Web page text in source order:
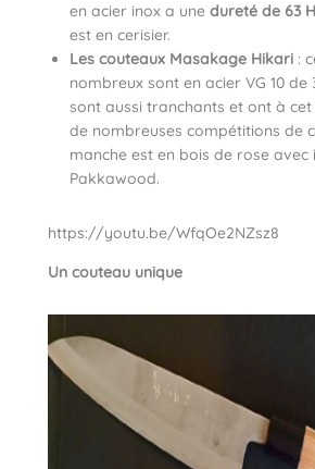
en acier inox a une dureté de 63
est en cerisier.
Les couteaux Masakage Hikari :
nombreux sont en acier VG 10 de
sont aussi tranchants et ont à
de nombreuses compétitions de
manche est en bois de rose avec
Pakkawood.
https://youtu.be/WfqOe2NZsz8
Un couteau unique